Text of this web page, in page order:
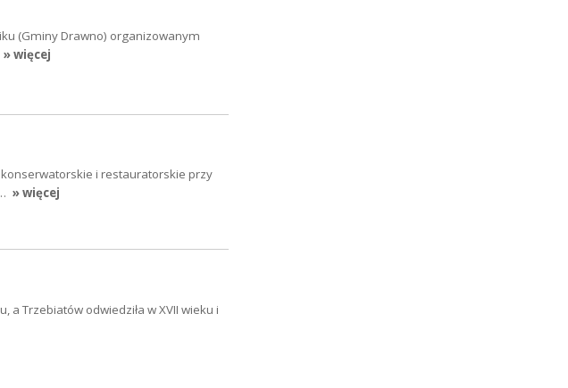
(Gminy Drawno) organizowanym
» więcej
konserwatorskie i restauratorskie przy
» więcej
a Trzebiatów odwiedziła w XVII wieku i